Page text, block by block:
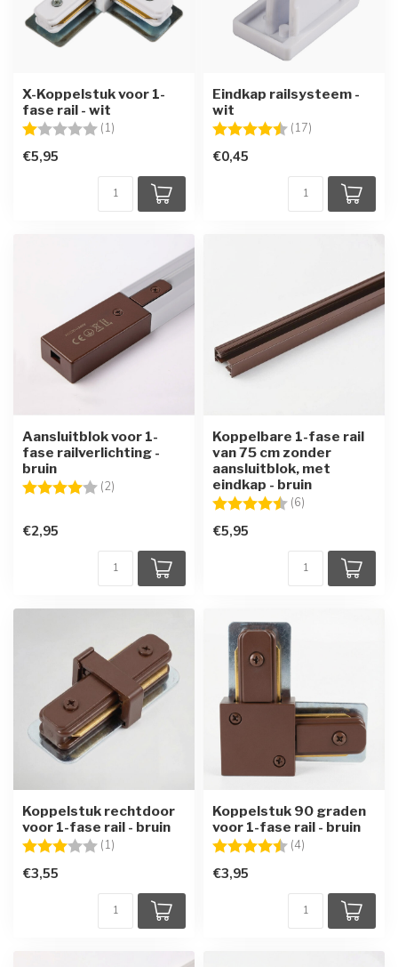
X-Koppelstuk voor 1-
fase rail - wit
Beoordeling: (1)
€5,95
Eindkap railsysteem -
wit
Beoordeling: (17)
€0,45
Aansluitblok voor 1-
fase railverlichting -
bruin
Beoordeling: (2)
€2,95
Koppelbare 1-fase rail
van 75 cm zonder
aansluitblok, met
eindkap - bruin
Beoordeling: (6)
€5,95
Koppelstuk rechtdoor
voor 1-fase rail - bruin
Beoordeling: (1)
€3,55
Koppelstuk 90 graden
voor 1-fase rail - bruin
Beoordeling: (4)
€3,95